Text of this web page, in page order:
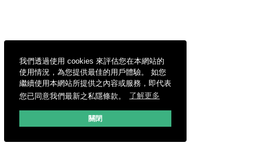
我們透過使用 cookies 來評估您在本網站的
使用情況，為您提供最佳的用戶體驗。 如您
繼續使用本網站所提供之內容或服務，即代表
您已同意我們最新之私隱條款。
了解更多
關閉